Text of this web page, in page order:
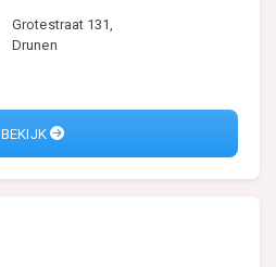
Grotestraat 131,
Drunen
BEKIJK